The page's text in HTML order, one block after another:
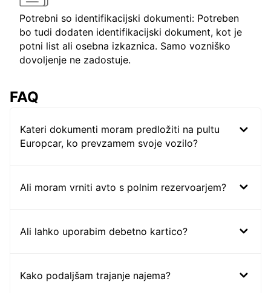
Potrebni so identifikacijski dokumenti: Potreben
bo tudi dodaten identifikacijski dokument, kot je
potni list ali osebna izkaznica. Samo vozniško
dovoljenje ne zadostuje.
FAQ
Kateri dokumenti moram predložiti na pultu
Europcar, ko prevzamem svoje vozilo?
Ali moram vrniti avto s polnim rezervoarjem?
Ali lahko uporabim debetno kartico?
Kako podaljšam trajanje najema?